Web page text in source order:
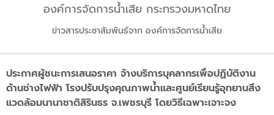
องค์การจัดการน้ำเสีย กระทรวงมหาดไทย
ข่าวสารประชาสัมพันธ์จาก องค์การจัดการน้ำเสีย
ประกาศผู้ชนะการเสนอราคา จ้างบริการบุคลากรเพื่อปฏิบัติงาน
ด้านช่างไฟฟ้า โรงปรับปรุงคุณภาพน้ำและศูนย์เรียนรู้อุทยานสิ่ง
แวดล้อมนานาชาติสิรินธร จ.เพชรบุรี โดยวิธีเฉพาะเจาะจง